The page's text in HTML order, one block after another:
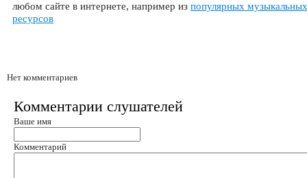
любом сайте в интернете, например из популярных музыкальных
ресурсов
Нет комментариев
Комментарии слушателей
Ваше имя
Комментарий